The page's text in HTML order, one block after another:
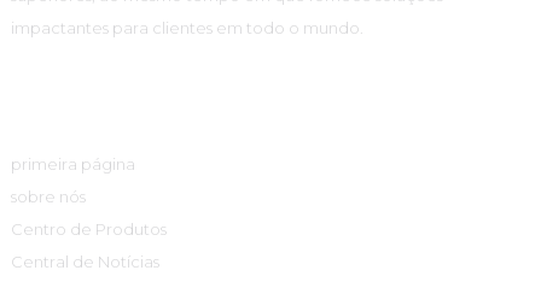
impactantes para clientes em todo o mundo.
primeira página
sobre nós
Centro de Produtos
Central de Notícias